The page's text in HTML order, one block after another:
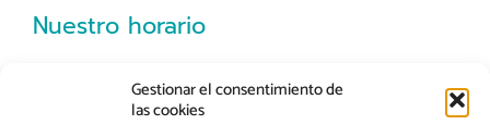
Gestionar el consentimiento de
las cookies
Nuestro horario
De Lunes a Jueves
de 10:00 a 20:00